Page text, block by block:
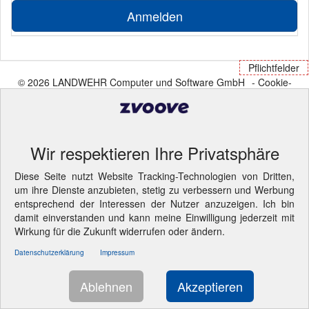
Anmelden
Pflichtfelder
© 2026 LANDWEHR Computer und Software GmbH - Cookie-
Wir respektieren Ihre Privatsphäre
Diese Seite nutzt Website Tracking-Technologien von Dritten,
um ihre Dienste anzubieten, stetig zu verbessern und Werbung
entsprechend der Interessen der Nutzer anzuzeigen. Ich bin
damit einverstanden und kann meine Einwilligung jederzeit mit
Wirkung für die Zukunft widerrufen oder ändern.
Datenschutzerklärung Impressum
Ablehnen Akzeptieren